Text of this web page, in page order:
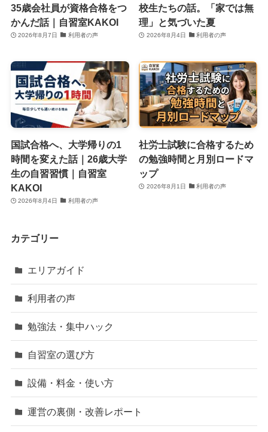
35歳会社員が資格合格をつ
かんだ話｜自習室KAKOI
2026年8月7日 利用者の声
校生たちの話。「家では無
理」と気づいた夏
2026年8月4日 利用者の声
国試合格へ、大学帰りの1
時間を変えた話｜26歳大学
生の自習習慣｜自習室
KAKOI
2026年8月4日 利用者の声
社労士試験に合格するため
の勉強時間と月別ロードマ
ップ
2026年8月1日 利用者の声
カテゴリー
エリアガイド
利用者の声
勉強法・集中ハック
自習室の選び方
設備・料金・使い方
運営の裏側・改善レポート